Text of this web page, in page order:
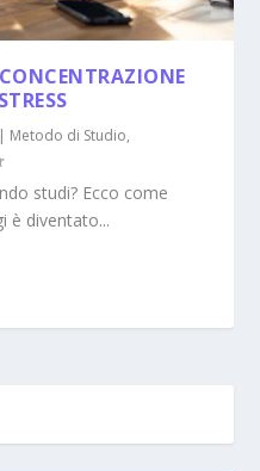
| Metodo di Studio,
studi? Ecco come
è diventato...